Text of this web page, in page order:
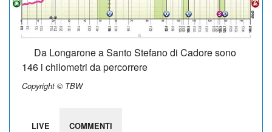
NEWSLETTER
Da Longarone a Santo Stefano di Cadore sono
146 i chilometri da percorrere
Copyright © TBW
LIVE COMMENTI